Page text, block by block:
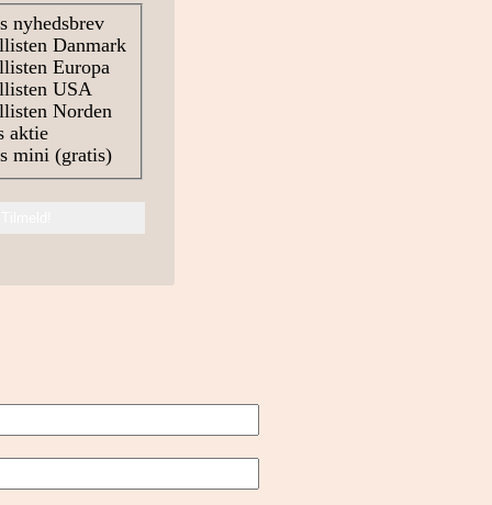
nyhedsbrev
Danmark
Europa
USA
Norden
aktie
mini (gratis)